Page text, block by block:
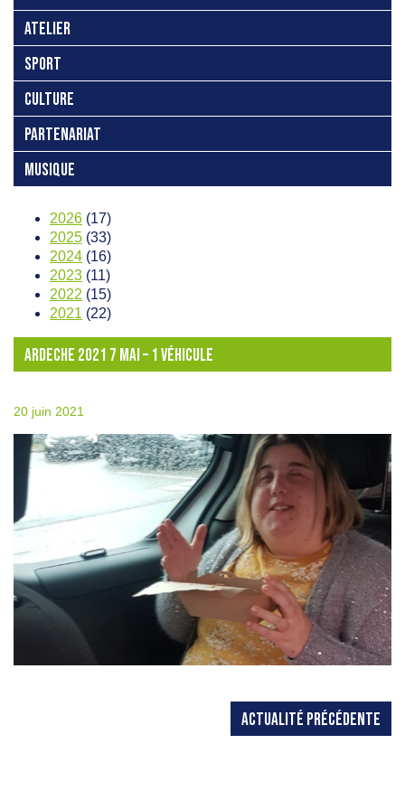
ATELIER
SPORT
CULTURE
PARTENARIAT
MUSIQUE
2026 (17)
2025 (33)
2024 (16)
2023 (11)
2022 (15)
2021 (22)
ARDECHE 2021 7 MAI – 1 VÉHICULE
20 juin 2021
ACTUALITÉ PRÉCÉDENTE